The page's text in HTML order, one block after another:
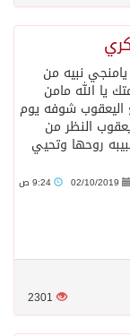
يامنجي نبيه من
يا الله مامن
شوفه يوم
النظر من
روحها وتحيي
02/10/2019
2301